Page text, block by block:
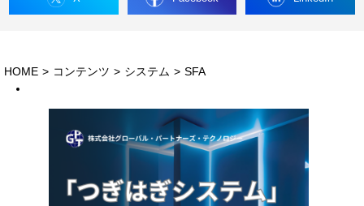
HOME > コンテンツ > システム > SFA